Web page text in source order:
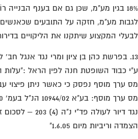
18% בגין מע"מ, שכּן גם אם בענף הבנייה
מע"מ, חזקה על התובעים שכאנשים
המקצוע שיתקנו את הליקויים
13. בפרשת כהן בן ציון ומרי נגד אנגל חב'
ערך מוסף נפסק כי כאשר ניתן פיצוי
נגד דיור לעולה פד"י
וריביות מיום 1.6.05"